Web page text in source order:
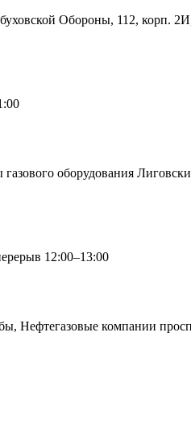
Обороны, 112, корп.
оборудования
12:00–13:00
Нефтегазовые компании